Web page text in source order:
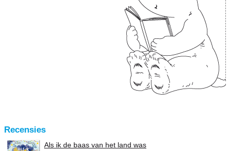
Recensies
Als ik de baas van het land was